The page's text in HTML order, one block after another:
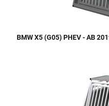
BMW X5 (G05) PHEV - AB